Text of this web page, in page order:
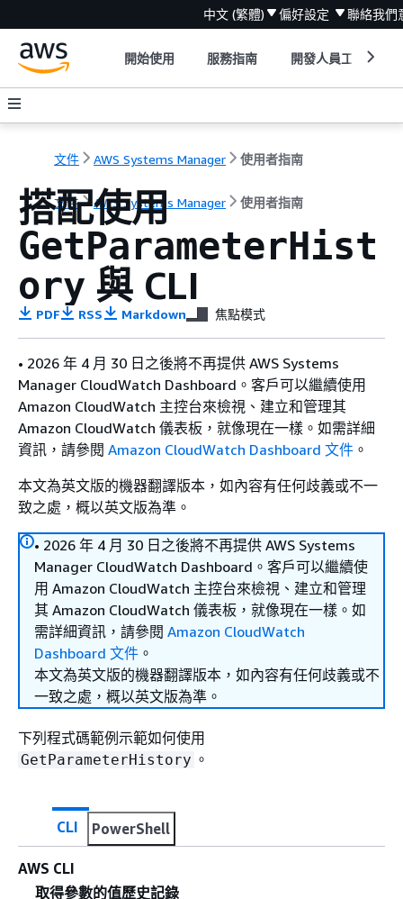
中文 (繁體) 偏好設定 聯絡我們
開始使用 服務指南 開發人員工具
文件 AWS Systems Manager 使用者指南
文件 AWS Systems Manager 使用者指南
搭配使用
GetParameterHist
ory 與 CLI
PDF RSS Markdown 焦點模式
• 2026 年 4 月 30 日之後將不再提供 AWS Systems
Manager CloudWatch Dashboard。客戶可以繼續使用
Amazon CloudWatch 主控台來檢視、建立和管理其
Amazon CloudWatch 儀表板，就像現在一樣。如需詳細
資訊，請參閱 Amazon CloudWatch Dashboard 文件 。
本文為英文版的機器翻譯版本，如內容有任何歧義或不一
致之處，概以英文版為準。
• 2026 年 4 月 30 日之後將不再提供 AWS Systems
Manager CloudWatch Dashboard。客戶可以繼續使
用 Amazon CloudWatch 主控台來檢視、建立和管理
其 Amazon CloudWatch 儀表板，就像現在一樣。如
需詳細資訊，請參閱 Amazon CloudWatch
Dashboard 文件 。
本文為英文版的機器翻譯版本，如內容有任何歧義或不
一致之處，概以英文版為準。
下列程式碼範例示範如何使用
GetParameterHistory 。
CLI PowerShell
AWS CLI
取得參數的值歷史記錄